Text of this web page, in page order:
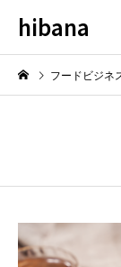
フードビジネス・飲食
NEW
情報
hibana
フードビジネ